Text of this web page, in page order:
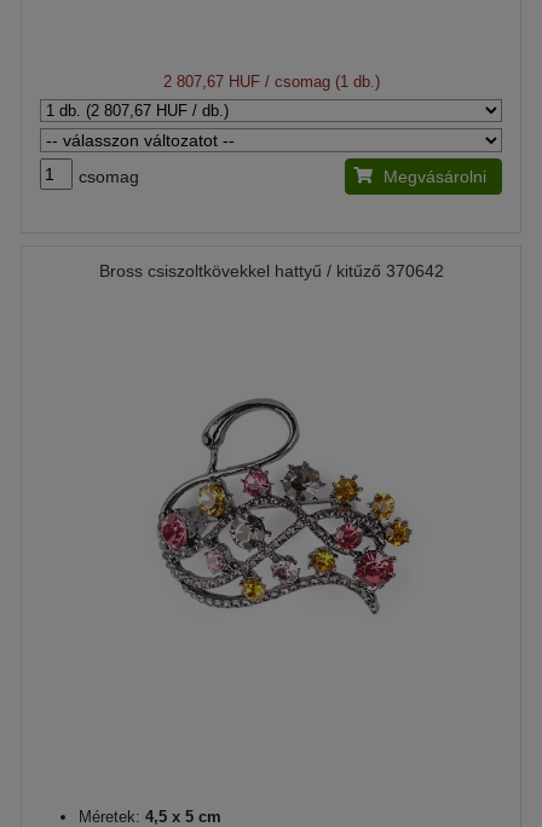
2 807,67 HUF/ csomag (1 db.)
csomag Megvásárolni
Bross csiszoltkövekkel hattyű / kitűző 370642
Méretek: 4,5 x 5 cm